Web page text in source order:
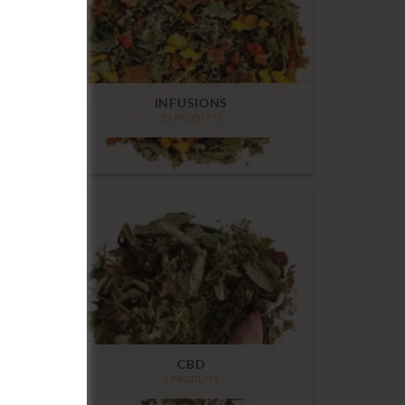
INFUSIONS
32 PRODUITS
CBD
3 PRODUITS